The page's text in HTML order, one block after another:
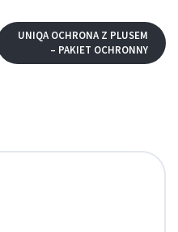
UNIQA OCHRONA Z PLUSEM
– PAKIET OCHRONNY